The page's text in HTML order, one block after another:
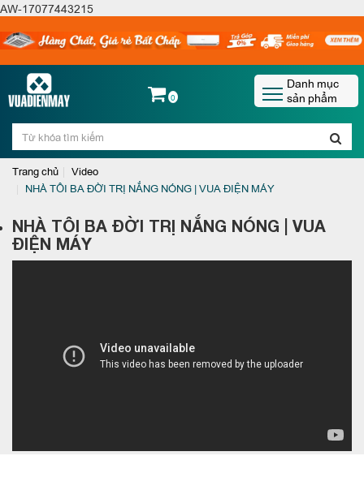
AW-17077443215
0
Danh mục
sản phẩm
Trang chủ
Video
NHÀ TÔI BA ĐỜI TRỊ NẮNG NÓNG | VUA ĐIỆN MÁY
NHÀ TÔI BA ĐỜI TRỊ NẮNG NÓNG | VUA
ĐIỆN MÁY